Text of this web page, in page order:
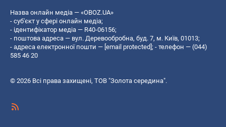
Назва онлайн медіа — «OBOZ.UA»
- суб'єкт у сфері онлайн медіа;
- ідентифікатор медіа — R40-06156;
- поштова адреса — вул. Деревообробна, буд. 7, м. Київ, 01013;
- адреса електронної пошти — [email protected]; - телефон — (044)
585 46 20
© 2026 Всі права захищені, ТОВ "Золота середина".